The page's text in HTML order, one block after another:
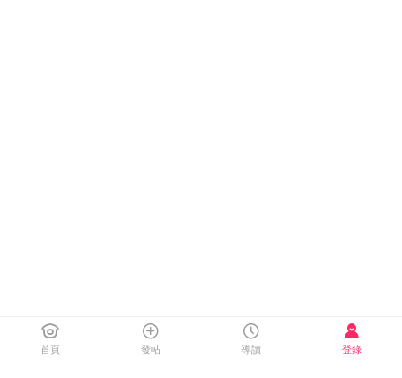
首頁 發帖 導讀 登錄